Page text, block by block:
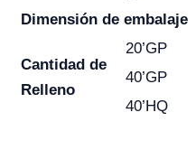
Dimensión de embalaje
Cantidad de
Relleno
20’GP
40’GP
40’HQ